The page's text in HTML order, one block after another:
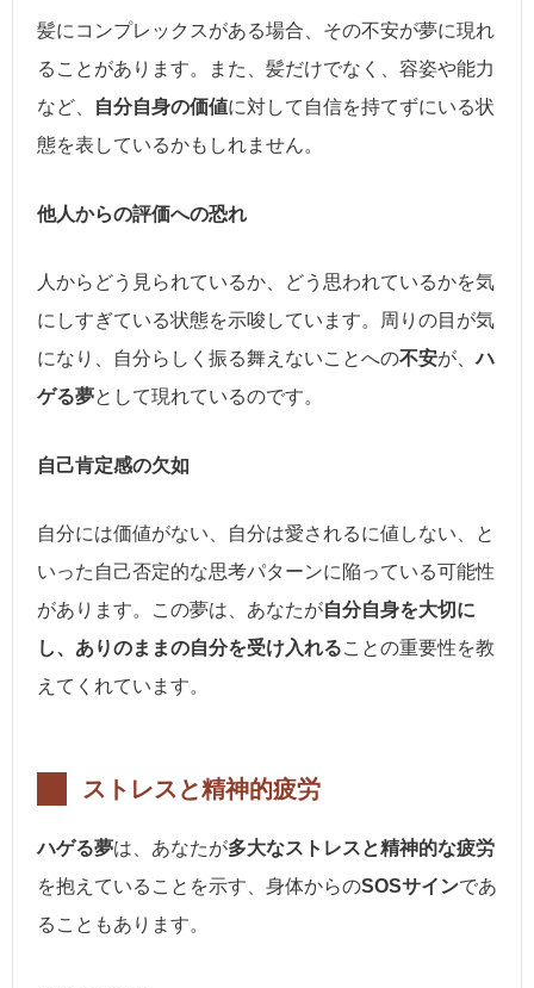
髪にコンプレックスがある場合、その不安が夢に現れ
ることがあります。また、髪だけでなく、容姿や能力
など、
自分自身の価値に対して自信を持てずにいる状
態を表しているかもしれません。
他人からの評価への恐れ
人からどう見られているか、どう思われているかを気
にしすぎている状態を示唆しています。周りの目が気
になり、自分らしく振る舞えないことへの不安が、ハ
ゲる夢として現れているのです。
自己肯定感の欠如
自分には価値がない、自分は愛されるに値しない、と
いった自己否定的な思考パターンに陥っている可能性
があります。この夢は、あなたが自分自身を大切に
し、ありのままの自分を受け入れることの重要性を教
えてくれています。
ストレスと精神的疲労
ハゲる夢は、あなたが多大なストレスと精神的な疲労
を抱えていることを示す、身体からのSOSサインであ
ることもあります。